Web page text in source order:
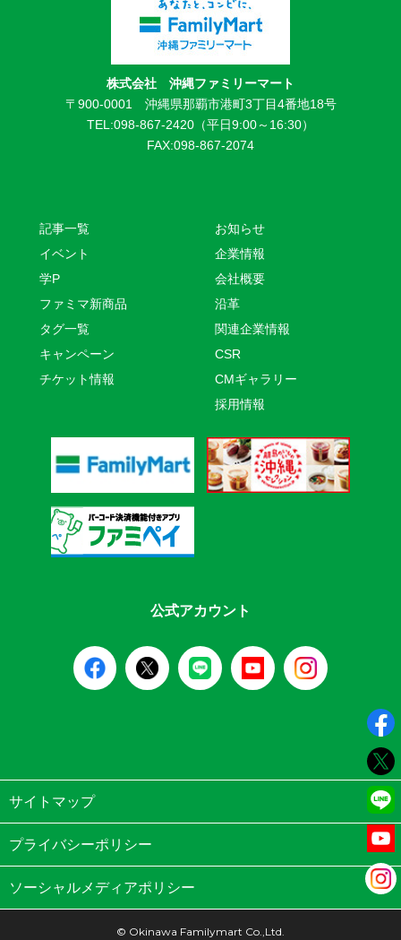
株式会社 沖縄ファミリーマート
〒900-0001 沖縄県那覇市港町3丁目4番地18号
TEL:098-867-2420（平日9:00～16:30）
FAX:098-867-2074
記事一覧
イベント
学P
ファミマ新商品
タグ一覧
キャンペーン
チケット情報
お知らせ
企業情報
会社概要
沿革
関連企業情報
CSR
CMギャラリー
採用情報
公式アカウント
サイトマップ
プライバシーポリシー
ソーシャルメディアポリシー
© Okinawa Familymart Co.,Ltd.